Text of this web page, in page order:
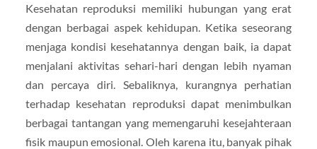
Kesehatan reproduksi memiliki hubungan yang erat
dengan berbagai aspek kehidupan. Ketika seseorang
menjaga kondisi kesehatannya dengan baik, ia dapat
menjalani aktivitas sehari-hari dengan lebih nyaman
dan percaya diri. Sebaliknya, kurangnya perhatian
terhadap kesehatan reproduksi dapat menimbulkan
berbagai tantangan yang memengaruhi kesejahteraan
fisik maupun emosional. Oleh karena itu, banyak pihak